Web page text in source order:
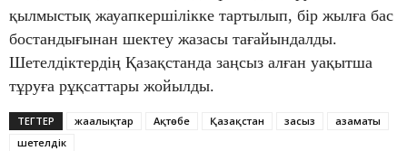
қылмыстық жауапкершілікке тартылып, бір жылға бас
бостандығынан шектеу жазасы тағайындалды.
Шетелдіктердің Қазақстанда заңсыз алған уақытша
тұруға рұқсаттары жойылды.
ТЕГТЕР жаңалықтар Ақтөбе Қазақстан заңсыз
азаматы
шетелдік